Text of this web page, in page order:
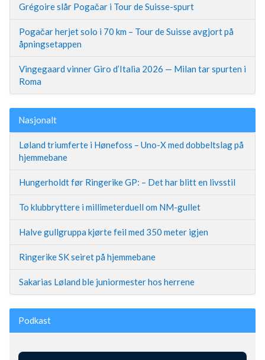
Grégoire slår Pogačar i Tour de Suisse-spurt
Pogačar herjet solo i 70 km – Tour de Suisse avgjort på
åpningsetappen
Vingegaard vinner Giro d’Italia 2026 — Milan tar spurten i
Roma
Nasjonalt
Løland triumferte i Hønefoss – Uno-X med dobbeltslag på
hjemmebane
Hungerholdt før Ringerike GP: – Det har blitt en livsstil
To klubbryttere i millimeterduell om NM-gullet
Halve gullgruppa kjørte feil med 350 meter igjen
Ringerike SK seiret på hjemmebane
Sakarias Løland ble juniormester hos herrene
Podkast